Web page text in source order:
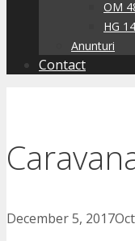
OM
HG
Anunturi
Contact
December 5, 2017